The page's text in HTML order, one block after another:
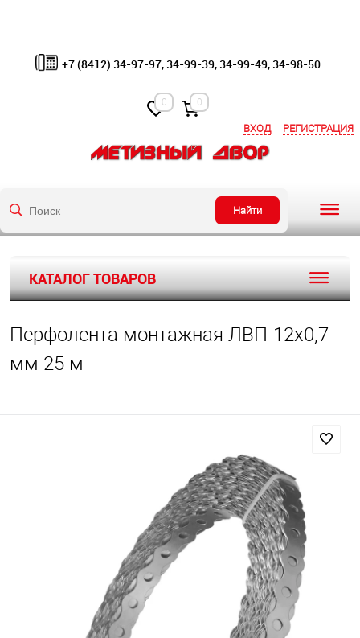
ВХОД РЕГИСТРАЦИЯ
Найти
+7 (8412) 34-97-97, 34-99-39, 34-99-49, 34-98-50
0 0
КАТАЛОГ ТОВАРОВ
Перфолента монтажная ЛВП-12x0,7
мм 25 м